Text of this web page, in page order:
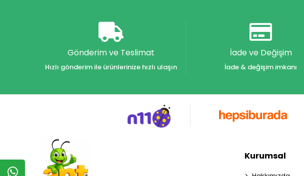
Gönderim ve Teslimat
Hızlı gönderim ile ürünlerinize hızlı ulaşın
İade ve Değişim
İade & değişim imkanı
Kurumsal